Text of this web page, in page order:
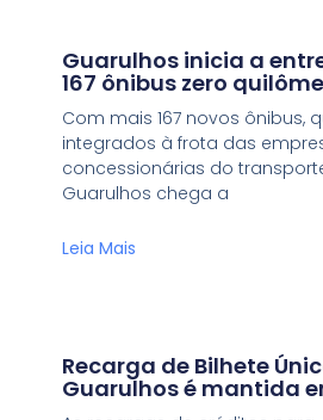
Guarulhos inicia a
167 ônibus zero
Com mais 167 novos ônibus,
integrados à frota das
concessionárias do
Guarulhos chega a
Leia Mais
Recarga de Bilhete
Guarulhos é mantida